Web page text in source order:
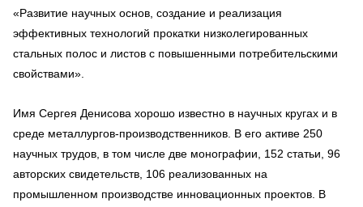
«Развитие научных основ, создание и реализация
эффективных технологий прокатки низколегированных
стальных полос и листов с повышенными потребительскими
свойствами».
Имя Сергея Денисова хорошо известно в научных кругах и в
среде металлургов-производственников. В его активе 250
научных трудов, в том числе две монографии, 152 статьи, 96
авторских свидетельств, 106 реализованных на
промышленном производстве инновационных проектов. В